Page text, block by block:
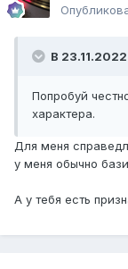
В
Попробуй
характера.
Для меня
у меня обычно
А у тебя есть